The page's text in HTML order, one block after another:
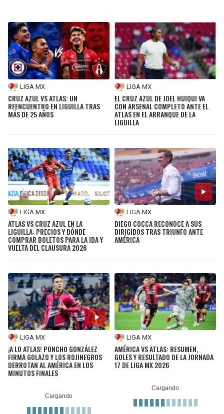
LIGA MX
CRUZ AZUL VS ATLAS: UN
REENCUENTRO EN LIGUILLA TRAS
MÁS DE 25 AÑOS
LIGA MX
EL CRUZ AZUL DE JOEL HUIQUI VA
CON ARSENAL COMPLETO ANTE EL
ATLAS EN EL ARRANQUE DE LA
LIGUILLA
LIGA MX
ATLAS VS CRUZ AZUL EN LA
LIGUILLA: PRECIOS Y DÓNDE
COMPRAR BOLETOS PARA LA IDA Y
VUELTA DEL CLAUSURA 2026
LIGA MX
DIEGO COCCA RECONOCE A SUS
DIRIGIDOS TRAS TRIUNFO ANTE
AMÉRICA
LIGA MX
¡A LO ATLAS! PONCHO GONZÁLEZ
FIRMA GOLAZO Y LOS ROJINEGROS
DERROTAN AL AMÉRICA EN LOS
MINUTOS FINALES
LIGA MX
AMÉRICA VS ATLAS: RESUMEN,
GOLES Y RESULTADO DE LA JORNADA
17 DE LIGA MX 2026